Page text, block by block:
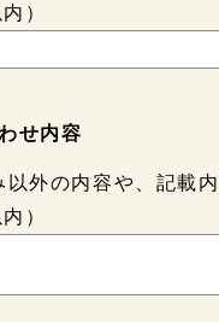
）
せ内容
外の内容や、記載
）